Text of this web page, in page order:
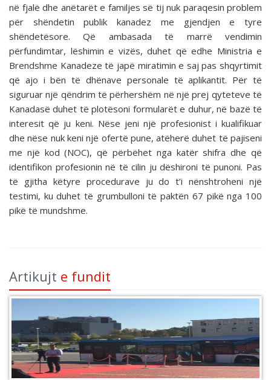
në fjalë dhe anëtarët e familjes së tij nuk paraqesin problem
për shëndetin publik kanadez me gjendjen e tyre
shëndetësore. Që ambasada të marrë vendimin
përfundimtar, lëshimin e vizës, duhet që edhe Ministria e
Brendshme Kanadeze të japë miratimin e saj pas shqyrtimit
që ajo i bën të dhënave personale të aplikantit. Për të
siguruar një qëndrim të përhershëm në një prej qyteteve të
Kanadasë duhet të plotësoni formularët e duhur, në bazë të
interesit që ju keni. Nëse jeni një profesionist i kualifikuar
dhe nëse nuk keni një ofertë pune, atëherë duhet të pajiseni
me një kod (NOC), që përbëhet nga katër shifra dhe që
identifikon profesionin në të cilin ju dëshironi të punoni. Pas
të gjitha këtyre procedurave ju do t’i nënshtroheni një
testimi, ku duhet të grumbulloni të paktën 67 pikë nga 100
pikë të mundshme.
Artikujt e fundit